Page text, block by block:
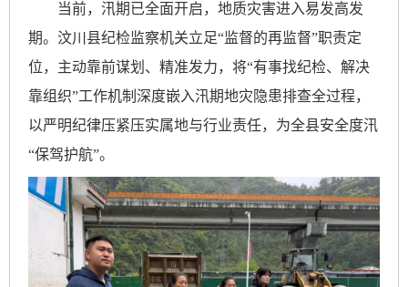
当前，汛期已全面开启，地质灾害进入易发高发
期。汶川县纪检监察机关立足“监督的再监督”职责定
位，主动靠前谋划、精准发力，将“有事找纪检、解决
靠组织”工作机制深度嵌入汛期地灾隐患排查全过程，
以严明纪律压紧压实属地与行业责任，为全县安全度汛
“保驾护航”。